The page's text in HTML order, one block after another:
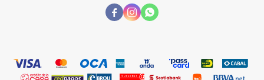
  